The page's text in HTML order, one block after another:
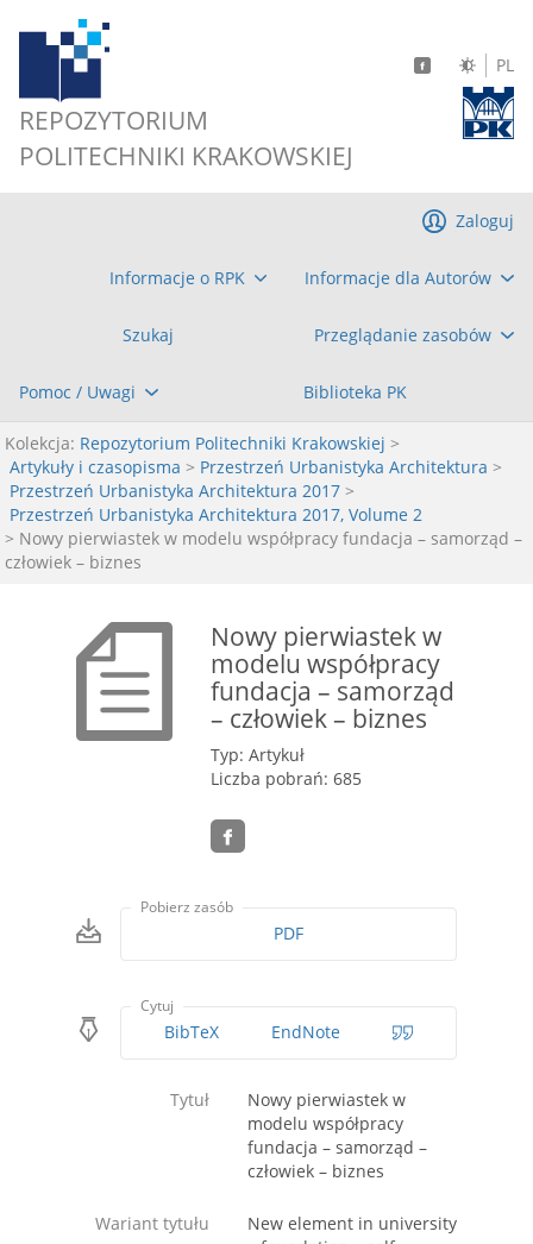
REPOZYTORIUM
POLITECHNIKI KRAKOWSKIEJ
PL
Informacje o RPK Informacje dla Autorów
Szukaj Przeglądanie zasobów
Pomoc / Uwagi Biblioteka PK
Zaloguj
Kolekcja: Repozytorium Politechniki Krakowskiej >
Artykuły i czasopisma > Przestrzeń Urbanistyka Architektura >
Przestrzeń Urbanistyka Architektura 2017 >
Przestrzeń Urbanistyka Architektura 2017, Volume 2
> Nowy pierwiastek w modelu współpracy fundacja – samorząd –
człowiek – biznes
Nowy pierwiastek w
modelu współpracy
fundacja – samorząd
– człowiek – biznes
Typ: Artykuł
Liczba pobrań: 685
Pobierz zasób
PDF
Cytuj
BibTeX EndNote
Tytuł
Nowy pierwiastek w
modelu współpracy
fundacja – samorząd –
człowiek – biznes
Wariant tytułu
New element in university